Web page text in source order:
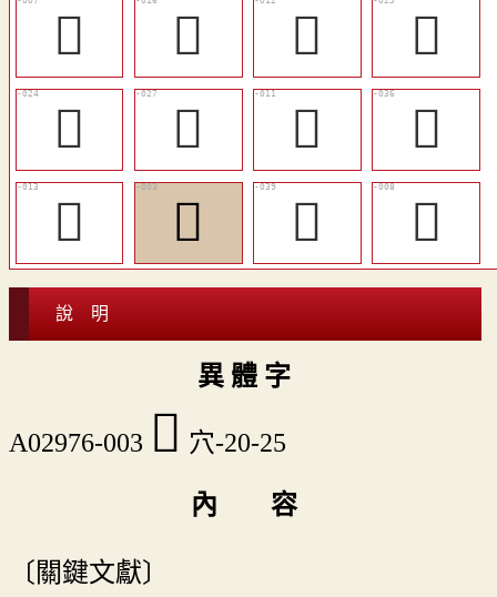
𥨵
󴏹 󴏶
󴐂
󴐁
󴐃 󴏵
󴐋
󴏷
󴏱 󴐍 𥩓
說 明
異 體 字
A02976-003 󴏱 穴-20-25
內 容
〔關鍵文獻〕